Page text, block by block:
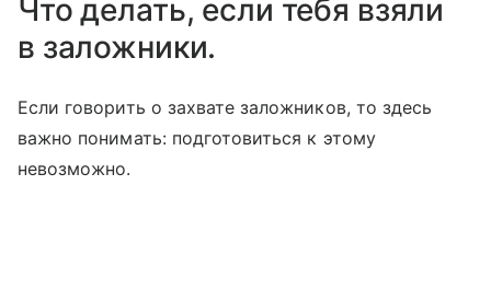
Что делать, если тебя взяли
в заложники.
Если говорить о захвате заложников, то здесь
важно понимать: подготовиться к этому
невозможно.